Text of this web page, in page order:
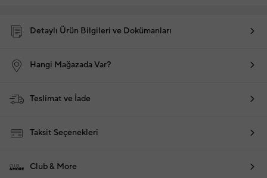
Detaylı Ürün Bilgileri ve Dokümanları
Hangi Mağazada Var?
Teslimat ve İade
Taksit Seçenekleri
Club & More